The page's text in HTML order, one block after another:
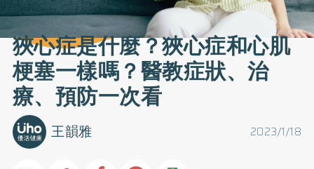
狹心症是什麼？狹心症和心肌
梗塞一樣嗎？醫教症狀、治
療、預防一次看
2023/1/18
王韻雅